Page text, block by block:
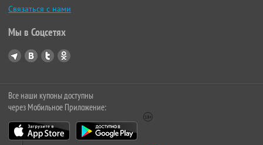
Связаться с нами
Мы в Соцсетях
Все наши купоны доступны
через Мобильное Приложение: